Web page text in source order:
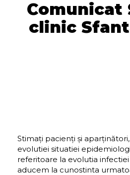
Comunicat
clinic
Stimați pacienți și
evolutiei situatiei
referitoare la evolutia infectiei
aducem la cunostinta